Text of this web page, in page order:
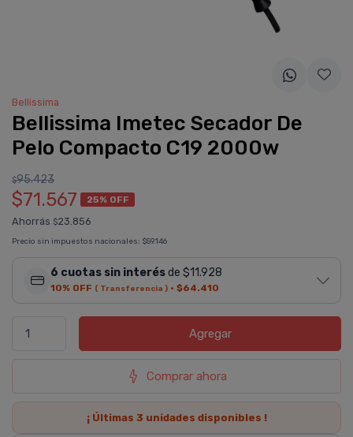
Bellissima
Bellissima Imetec Secador De
Pelo Compacto C19 2000w
$95.423
$71.567 25% OFF
Ahorrás $23.856
Precio sin impuestos nacionales: $59.146
6 cuotas sin interésde $11.928
10% OFF ( Transferencia ) · $64.410
Agregar
Comprar ahora
¡ Últimas 3 unidades disponibles !